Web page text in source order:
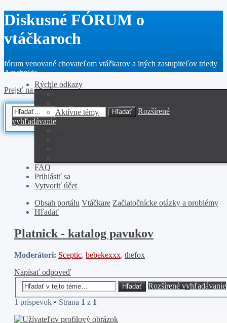
Diskusné FÓRUM o
vtáčkaroch
fórum venované chovateľom vtáčkarov a iných zastupiteľov triedy
Arachnida
Prejsť na obsah
Hľadať
Rozšírené
vyhľadávanie
Rýchle odkazy
Aktívne témy
FAQ
Prihlásiť sa
Vytvoriť účet
Obsah portálu Vtáčkare Začiatočnícke otázky a problémy
Hľadať
Platnick - katalog pavukov
Moderátori: Sceptic, bebekexxx, thefox
Napísať odpoveď
Hľadať
Rozšírené vyhľadávanie
1 príspevok • Strana 1 z 1